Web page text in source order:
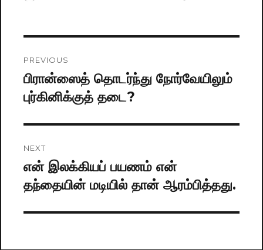
navigation
PREVIOUS
Previous
post:
பிரான்ஸைத் தொடர்ந்து நோர்வேயிலும்
புர்கினிக்குத் தடை?
NEXT
Next
post:
என் இலக்கியப் பயணம் என்
தந்தையின் மடியில் தான் ஆரம்பித்தது.